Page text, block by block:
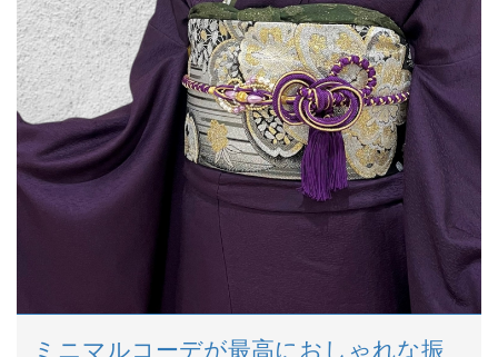
ミニマルコーデが最高におしゃれな振